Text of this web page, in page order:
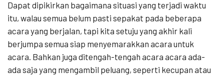
Dapat dipikirkan bagaimana situasi yang terjadi waktu
itu, walau semua belum pasti sepakat pada beberapa
acara yang berjalan, tapi kita setuju yang akhir kali
berjumpa semua siap menyemarakkan acara untuk
acara. Bahkan juga ditengah-tengah acara acara ada-
ada saja yang mengambil peluang, seperti kecupan atau